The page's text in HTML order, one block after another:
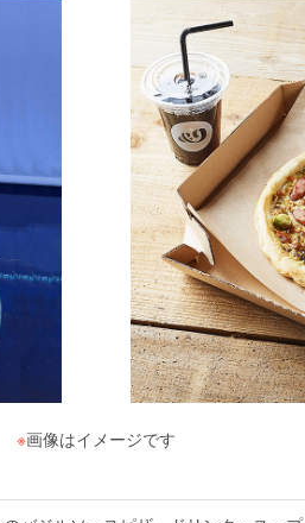
※画像はイメージです